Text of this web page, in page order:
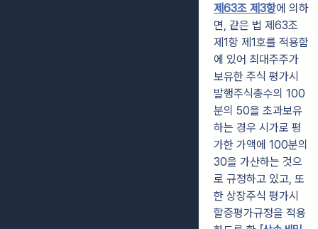
제63조 제3항에 의하
면, 같은 법 제63조
제1항 제1호를 적용함
에 있어 최대주주가
보유한 주식 평가시
발행주식총수의 100
분의 50을 초과보유
하는 경우 시가로 평
가한 가액에 100분의
30을 가산하는 것으
로 규정하고 있고, 또
한 상장주식 평가시
할증평가규정을 적용